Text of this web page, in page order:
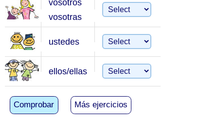
vosotros
vosotras
ustedes
ellos/ellas
Comprobar Más ejercicios